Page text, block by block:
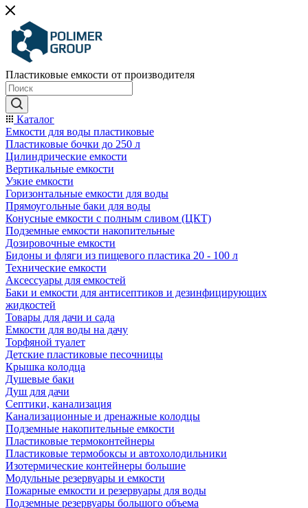
Пластиковые емкости от производителя
Каталог
Емкости для воды пластиковые
Пластиковые бочки до 250 л
Цилиндрические емкости
Вертикальные емкости
Узкие емкости
Горизонтальные емкости для воды
Прямоугольные баки для воды
Конусные емкости с полным сливом (ЦКТ)
Подземные емкости накопительные
Дозировочные емкости
Бидоны и фляги из пищевого пластика 20 - 100 л
Технические емкости
Аксессуары для емкостей
Баки и емкости для антисептиков и дезинфицирующих
жидкостей
Товары для дачи и сада
Емкости для воды на дачу
Торфяной туалет
Детские пластиковые песочницы
Крышка колодца
Душевые баки
Душ для дачи
Септики, канализация
Канализационные и дренажные колодцы
Подземные накопительные емкости
Пластиковые термоконтейнеры
Пластиковые термобоксы и автохолодильники
Изотермические контейнеры большие
Модульные резервуары и емкости
Пожарные емкости и резервуары для воды
Подземные резервуары большого объема